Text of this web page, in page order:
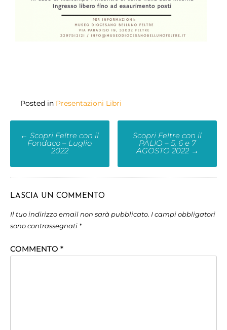
Posted in Presentazioni Libri
← Scopri Feltre con il
Fondaco – Luglio
2022
Scopri Feltre con il
PALIO – 5, 6 e 7
AGOSTO 2022 →
LASCIA UN COMMENTO
Il tuo indirizzo email non sarà pubblicato. I campi obbligatori
sono contrassegnati *
COMMENTO *